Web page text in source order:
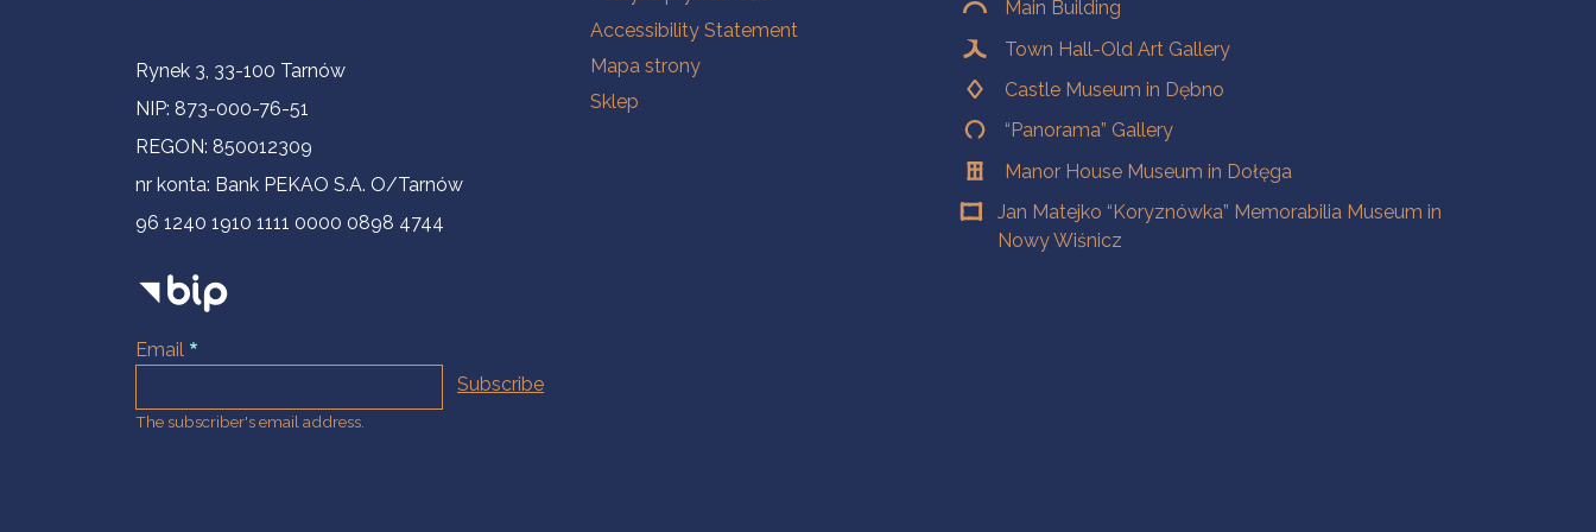
Contact Information
Rynek 3, 33-100 Tarnów
NIP: 873-000-76-51
REGON: 850012309
nr konta: Bank PEKAO S.A. O/Tarnów
96 1240 1910 1111 0000 0898 4744
Email
The subscriber's email address.
Accessibility Statement
Mapa strony
Sklep
Main Building
Town Hall-Old Art Gallery
Castle Museum in Dębno
“Panorama” Gallery
Manor House Museum in Dołęga
Jan Matejko “Koryznówka” Memorabilia Museum in
Nowy Wiśnicz